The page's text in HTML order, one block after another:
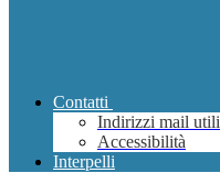
Contatti
Indirizzi mail utili
Accessibilità
Interpelli